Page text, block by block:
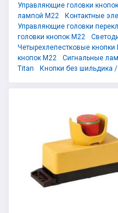
Управляющие головки
лампой M22
Контактные
Управляющие головки
головки кнопок M22
Четырехлепестковые кнопки
кнопок M22
Сигнальные
Titan
Кнопки без шильдика /